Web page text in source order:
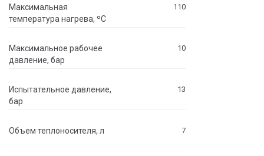
Максимальная
температура нагрева, ºC
110
Максимальное рабочее
давление, бар
10
Испытательное давление,
бар
13
Объем теплоносителя, л 7